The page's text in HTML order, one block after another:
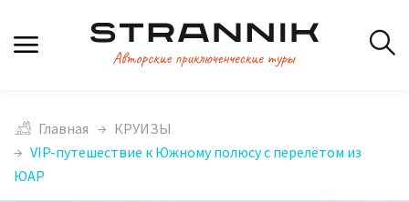
Главная
КРУИЗЫ
VIP-путешествие к Южному полюсу с перелётом из
ЮАР